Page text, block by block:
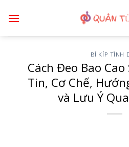
qua
BÍ KÍP TÌNH
Cách Đeo Bao
Tin, Cơ Chế,
và Lưu Ý